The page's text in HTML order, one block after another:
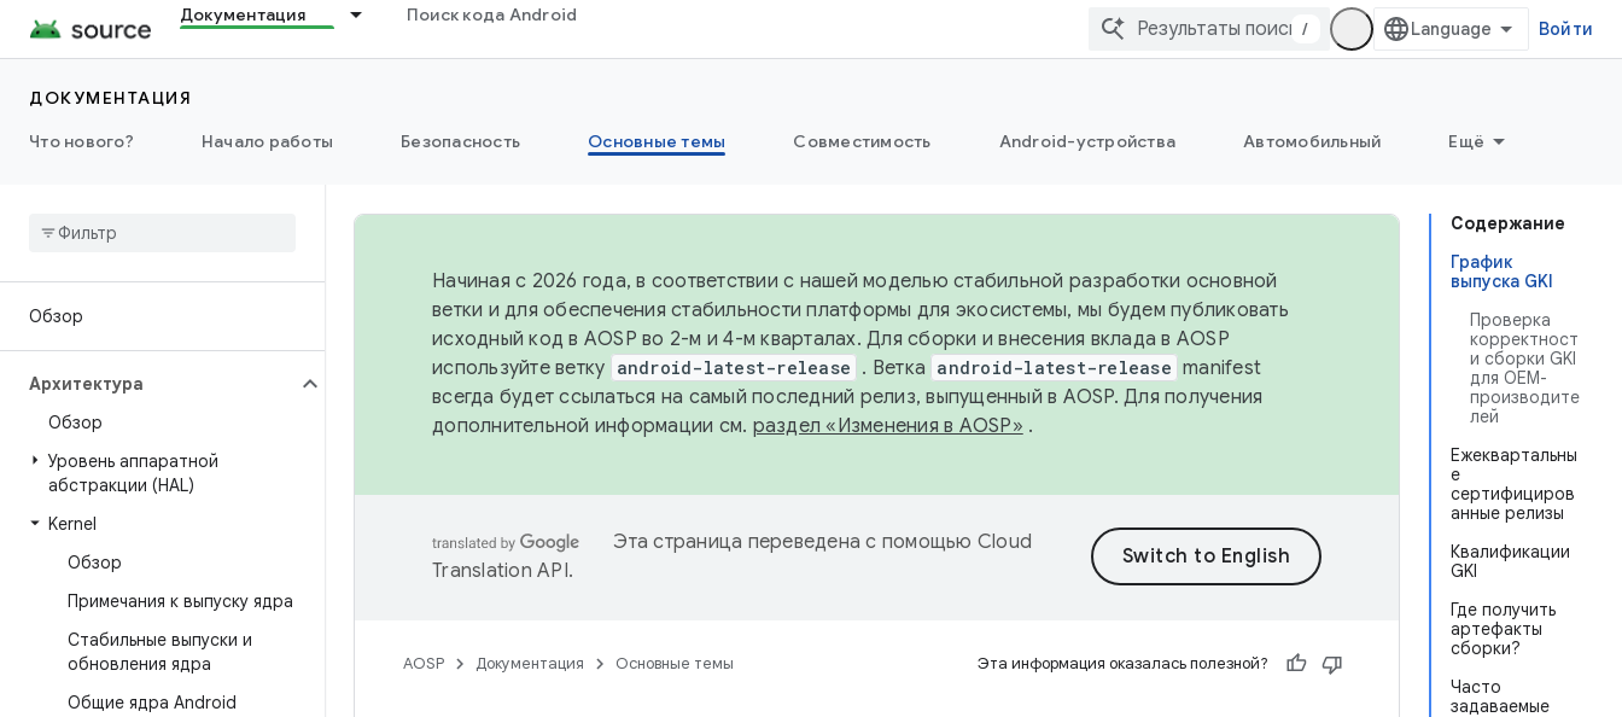
Документация Поиск кода Android
/ Войти
ДОКУМЕНТАЦИЯ
Что нового?
Начало работы Безопасность Основные темы Совместимость Android-устройства Автомобильный Ещё
Обзор
Архитектура
Обзор
Уровень аппаратной
абстракции (HAL)
Kernel
Обзор
Примечания к выпуску ядра
Стабильные выпуски и
обновления ядра
Общие ядра Android
Содержание
График
выпуска GKI
Проверка
корректност
и сборки GKI
для OEM-
производите
лей
Ежеквартальны
е
сертифициров
анные релизы
Квалификации
GKI
Где получить
артефакты
сборки?
Часто
задаваемые
Начиная с 2026 года, в соответствии с нашей моделью стабильной разработки основной
ветки и для обеспечения стабильности платформы для экосистемы, мы будем публиковать
исходный код в AOSP во 2-м и 4-м кварталах. Для сборки и внесения вклада в AOSP
используйте ветку android-latest-release . Ветка android-latest-release manifest
всегда будет ссылаться на самый последний релиз, выпущенный в AOSP. Для получения
дополнительной информации см. раздел «Изменения в AOSP» .
Эта страница переведена с помощью Cloud
Translation API.
AOSP Документация Основные темы Эта информация оказалась полезной?